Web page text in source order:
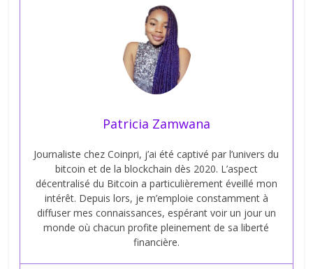
Patricia Zamwana
Journaliste chez Coinpri, j’ai été captivé par l’univers du
bitcoin et de la blockchain dès 2020. L’aspect
décentralisé du Bitcoin a particulièrement éveillé mon
intérêt. Depuis lors, je m’emploie constamment à
diffuser mes connaissances, espérant voir un jour un
monde où chacun profite pleinement de sa liberté
financière.